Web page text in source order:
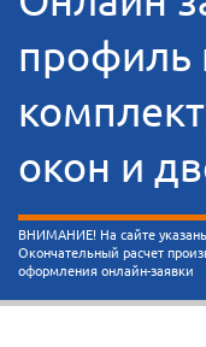
профиль
окон и
ВНИМАНИЕ! На сайте указаны
Окончательный расчет
оформления онлайн-заявки